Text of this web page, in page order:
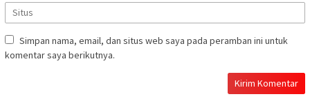
Simpan nama, email, dan situs web saya pada peramban ini untuk
komentar saya berikutnya.